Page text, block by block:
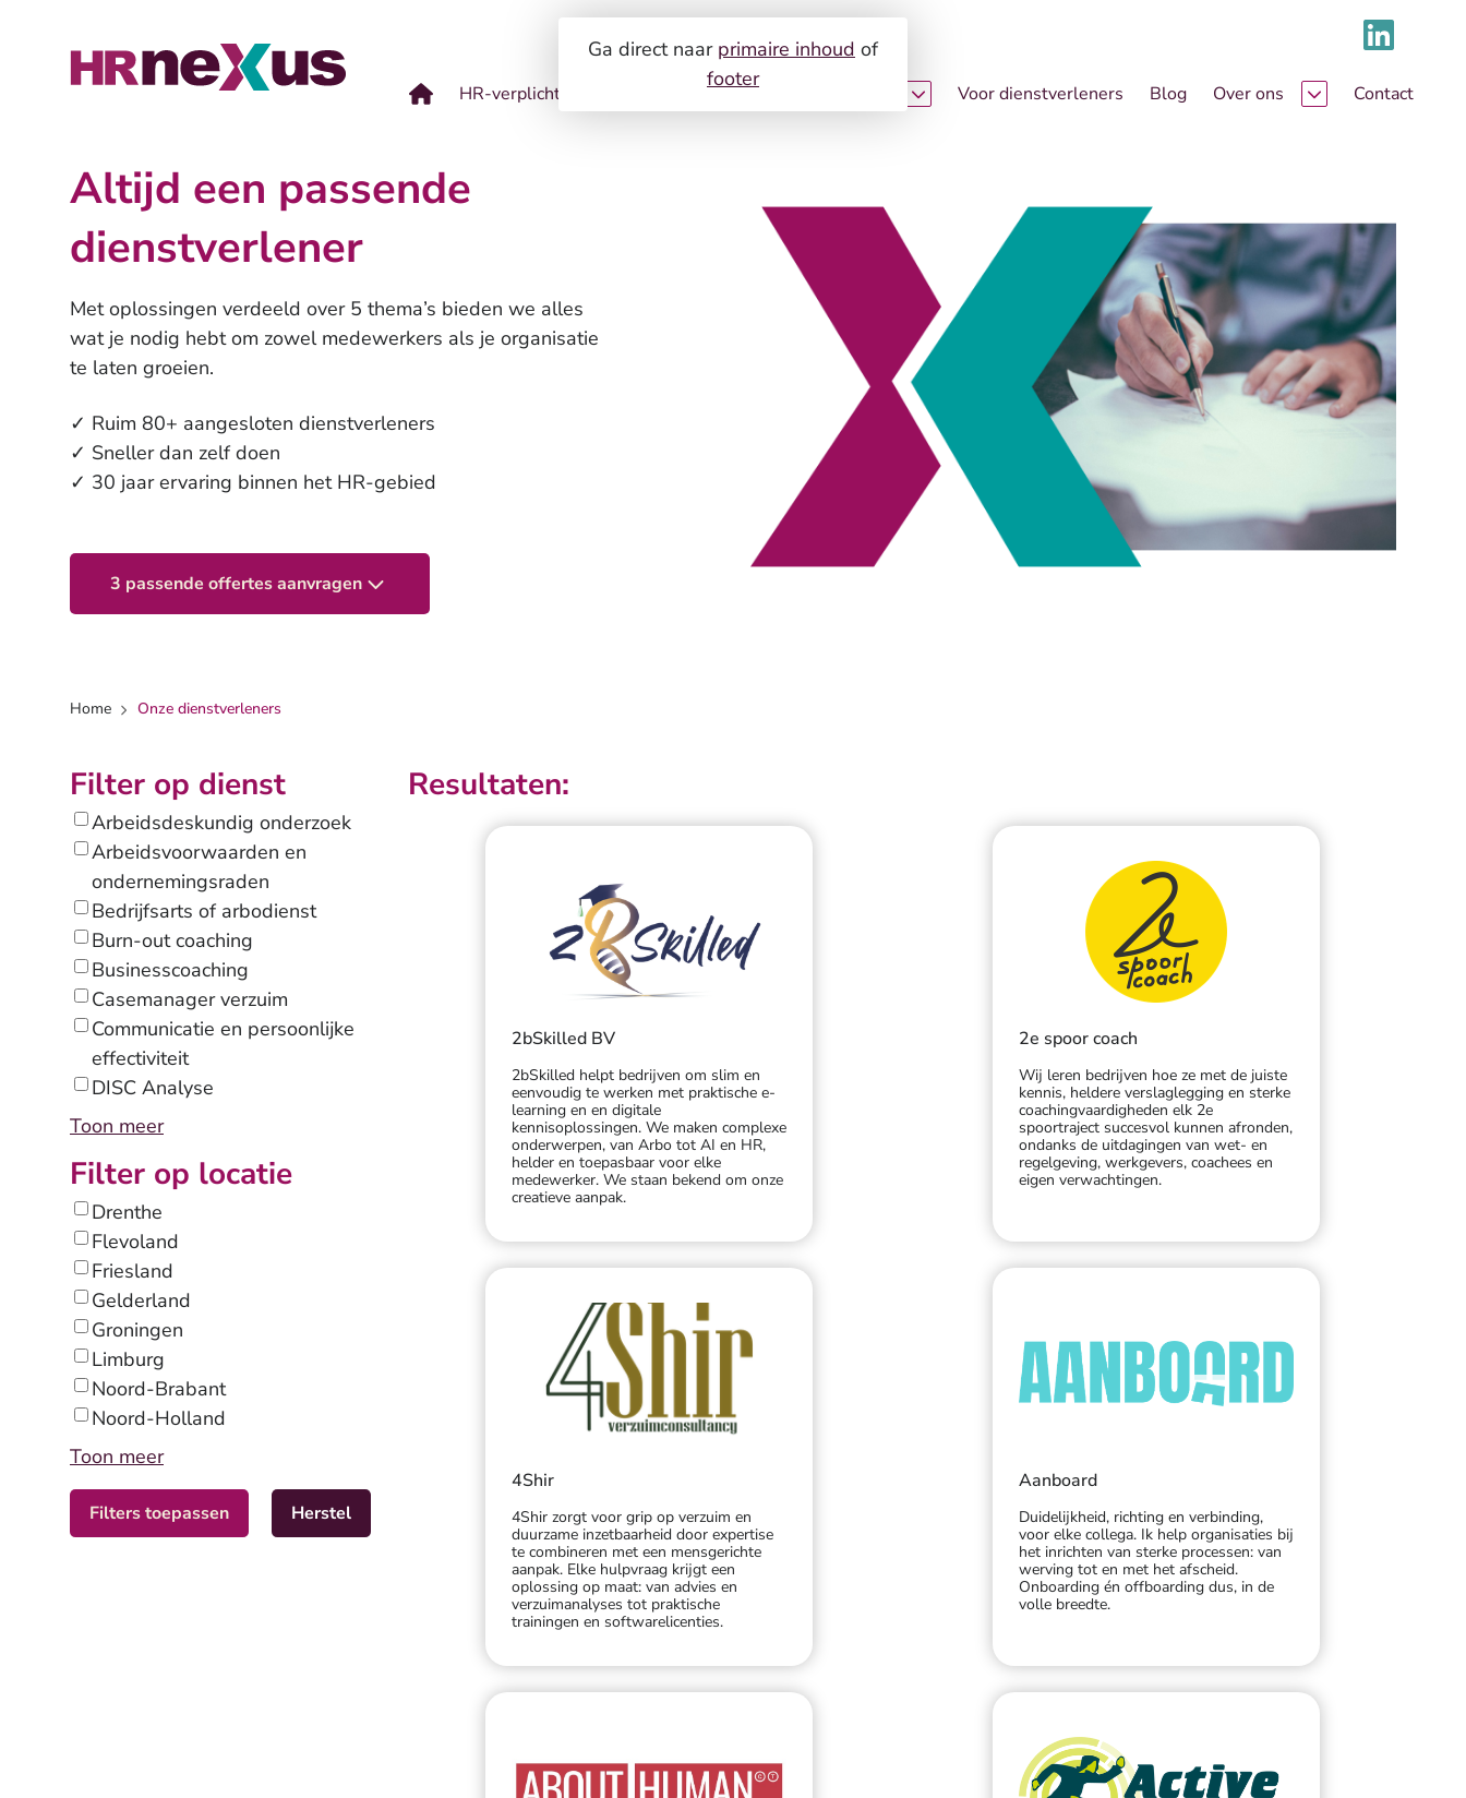
Ga direct naar primaire inhoud of
footer
HR-verplichtingen
Organisatie en ontwikkeling
Zo werkt het!
Gezondheid en re-integratie
Trainingen en workshops
Voor dienstverleners Blog Over ons Contact
Altijd een passende
dienstverlener
Met oplossingen verdeeld over 5 thema’s bieden we alles
wat je nodig hebt om zowel medewerkers als je organisatie
te laten groeien.
✓ Ruim 80+ aangesloten dienstverleners
✓ Sneller dan zelf doen
✓ 30 jaar ervaring binnen het HR-gebied
3 passende offertes aanvragen
Home Onze dienstverleners
Filter op dienst
Arbeidsdeskundig onderzoek
Arbeidsvoorwaarden en
ondernemingsraden
Bedrijfsarts of arbodienst
Burn-out coaching
Businesscoaching
Casemanager verzuim
Communicatie en persoonlijke
effectiviteit
DISC Analyse
Toon meer
Filter op locatie
Drenthe
Flevoland
Friesland
Gelderland
Groningen
Limburg
Noord-Brabant
Noord-Holland
Toon meer
Filters toepassen Herstel
Resultaten:
2bSkilled BV
2bSkilled helpt bedrijven om slim en
eenvoudig te werken met praktische e-
learning en en digitale
kennisoplossingen. We maken complexe
onderwerpen, van Arbo tot AI en HR,
helder en toepasbaar voor elke
medewerker. We staan bekend om onze
creatieve aanpak.
2e spoor coach
Wij leren bedrijven hoe ze met de juiste
kennis, heldere verslaglegging en sterke
coachingvaardigheden elk 2e
spoortraject succesvol kunnen afronden,
ondanks de uitdagingen van wet- en
regelgeving, werkgevers, coachees en
eigen verwachtingen.
4Shir
4Shir zorgt voor grip op verzuim en
duurzame inzetbaarheid door expertise
te combineren met een mensgerichte
aanpak. Elke hulpvraag krijgt een
oplossing op maat: van advies en
verzuimanalyses tot praktische
trainingen en softwarelicenties.
Aanboard
Duidelijkheid, richting en verbinding,
voor elke collega. Ik help organisaties bij
het inrichten van sterke processen: van
werving tot en met het afscheid.
Onboarding én offboarding dus, in de
volle breedte.